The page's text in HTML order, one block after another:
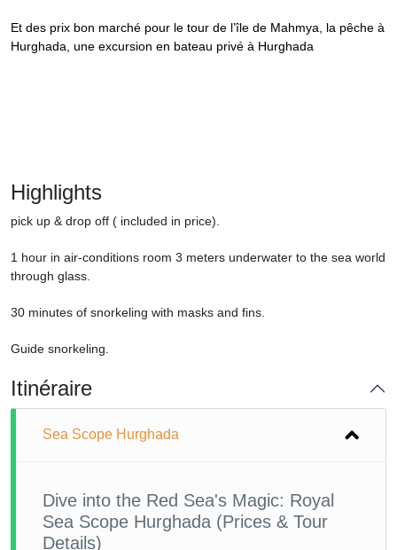
Et des prix bon marché pour le tour de l’île de Mahmya, la pêche à
Hurghada, une excursion en bateau privé à Hurghada
Highlights
pick up & drop off ( included in price).
1 hour in air-conditions room 3 meters underwater to the sea world
through glass.
30 minutes of snorkeling with masks and fins.
Guide snorkeling.
Itinéraire
Sea Scope Hurghada
Dive into the Red Sea's Magic: Royal
Sea Scope Hurghada (Prices & Tour
Details)